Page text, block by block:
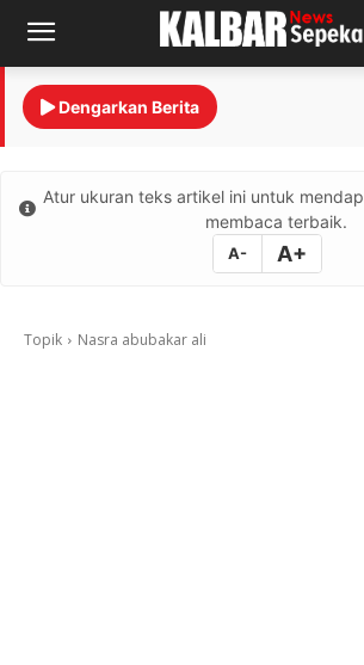
Dengarkan Berita
Atur ukuran teks artikel ini untuk
membaca terbaik.
A- A+
Topik Nasra abubakar ali